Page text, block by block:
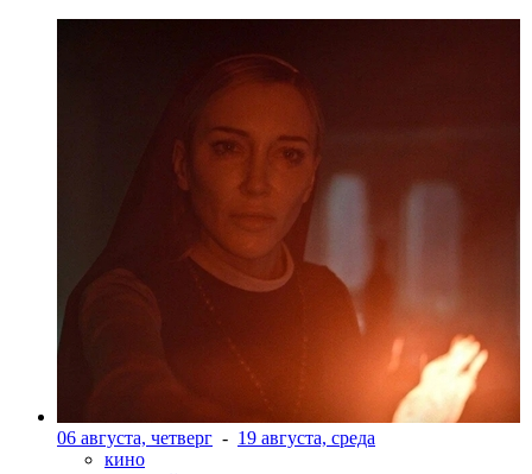
06 августа, четверг - 19 августа, среда
кино